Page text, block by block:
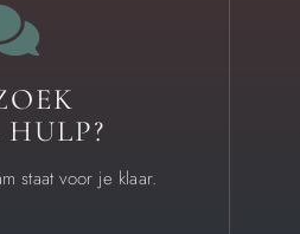
staat voor je klaar.